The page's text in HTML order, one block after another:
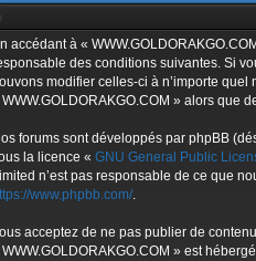
accédant à «
des conditions suivantes. Si
modifier celles-ci à n’importe
WWW.GOLDORAKGO.COM » alors que
forums sont développés par phpBB
la licence « GNU General Public
n’est pas responsable de ce que
www.phpbb.com/.
acceptez de ne pas publier de
WWW.GOLDORAKGO.COM » est